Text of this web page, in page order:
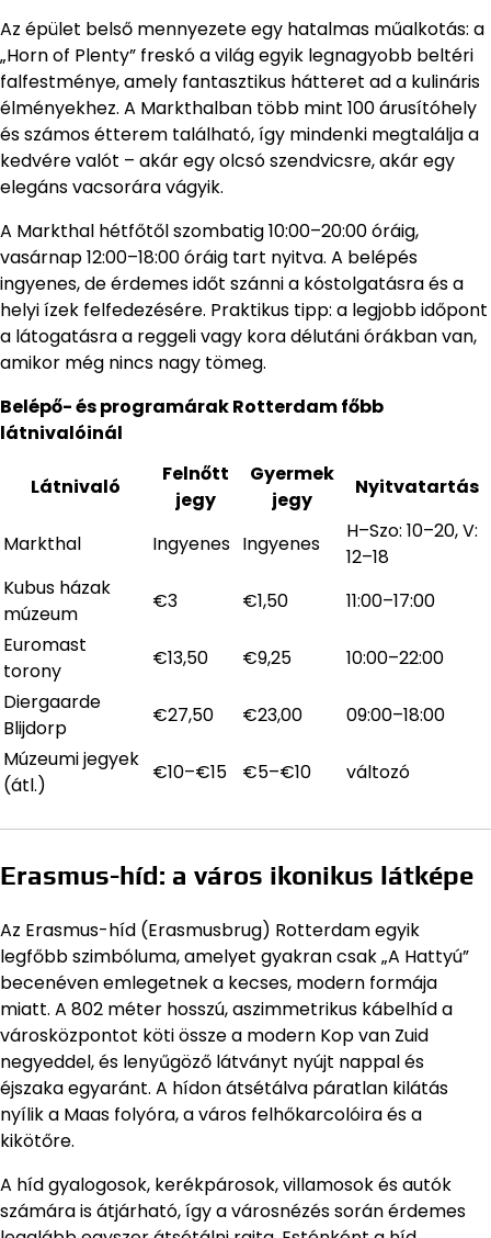
Az épület belső mennyezete egy hatalmas műalkotás: a
„Horn of Plenty” freskó a világ egyik legnagyobb beltéri
falfestménye, amely fantasztikus hátteret ad a kulináris
élményekhez. A Markthalban több mint 100 árusítóhely
és számos étterem található, így mindenki megtalálja a
kedvére valót – akár egy olcsó szendvicsre, akár egy
elegáns vacsorára vágyik.
A Markthal hétfőtől szombatig 10:00–20:00 óráig,
vasárnap 12:00–18:00 óráig tart nyitva. A belépés
ingyenes, de érdemes időt szánni a kóstolgatásra és a
helyi ízek felfedezésére. Praktikus tipp: a legjobb időpont
a látogatásra a reggeli vagy kora délutáni órákban van,
amikor még nincs nagy tömeg.
Belépő- és programárak Rotterdam főbb
látnivalóinál
Látnivaló
Felnőtt
jegy
Gyermek
jegy
Nyitvatartás
Markthal Ingyenes Ingyenes
H–Szo: 10–20, V:
12–18
Kubus házak
múzeum
€3 €1,50
11:00–17:00
Euromast
torony
€13,50 €9,25
10:00–22:00
Diergaarde
Blijdorp
€27,50 €23,00
09:00–18:00
Múzeumi jegyek
(átl.)
€10–€15 €5–€10 változó
Erasmus-híd: a város ikonikus látképe
Az Erasmus-híd (Erasmusbrug) Rotterdam egyik
legfőbb szimbóluma, amelyet gyakran csak „A Hattyú”
becenéven emlegetnek a kecses, modern formája
miatt. A 802 méter hosszú, aszimmetrikus kábelhíd a
városközpontot köti össze a modern Kop van Zuid
negyeddel, és lenyűgöző látványt nyújt nappal és
éjszaka egyaránt. A hídon átsétálva páratlan kilátás
nyílik a Maas folyóra, a város felhőkarcolóira és a
kikötőre.
A híd gyalogosok, kerékpárosok, villamosok és autók
számára is átjárható, így a városnézés során érdemes